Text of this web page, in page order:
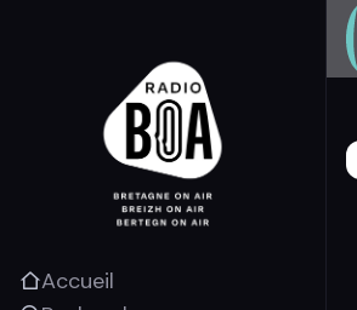
Accueil